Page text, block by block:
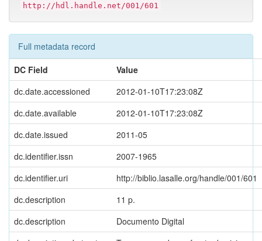
http://hdl.handle.net/001/601
Full metadata record
DC Field
Value
dc.date.accessioned
2012-01-10T17:23:08Z
dc.date.available
2012-01-10T17:23:08Z
dc.date.issued
2011-05
dc.identifier.issn
2007-1965
dc.identifier.uri
http://biblio.lasalle.org/handle/001/601
dc.description
11 p.
dc.description
Documento Digital